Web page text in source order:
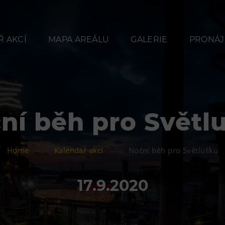
AKCÍ MAPA AREÁLU GALERIE
běh pro
Home Kalendář akcí Noční běh pro Světlušku
17.9.2020
Občerstvení
techniky
L’Osteria